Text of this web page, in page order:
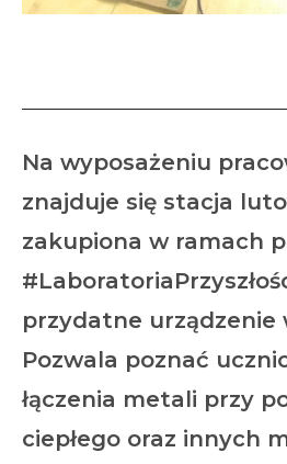
Na wyposażeniu
znajduje się stacja
zakupiona w ramach
przydatne urządzenie
Pozwala poznać
łączenia metali przy
ciepłego oraz innych